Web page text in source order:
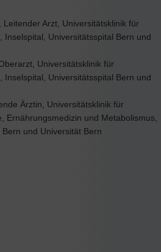
Arzt, Universitätsklinik für
Inselspital, Universitätsspital Bern und
Universitätsklinik für
Inselspital, Universitätsspital Bern und
Ärztin, Universitätsklinik für
Ernährungsmedizin und Metabolismus,
und Universität Bern